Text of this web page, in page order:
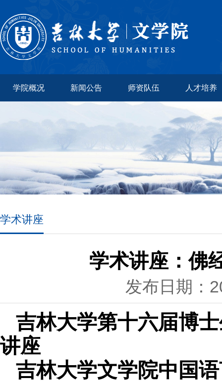
学院概况 新闻公告 师资队伍 人才培养
学术讲座
学术讲座：佛
发布日期：
吉林大学第十六届博
讲座
吉林大学文学院中国